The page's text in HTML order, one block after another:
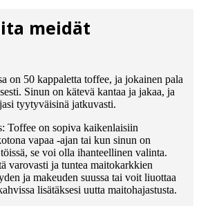
meidät
on 50 kappaletta toffee, ja jokainen pala
Sinun on kätevä kantaa ja jakaa, ja
tyytyväisinä jatkuvasti.
Toffee on sopiva kaikenlaisiin
vapaa -ajan tai kun sinun on
se voi olla ihanteellinen valinta.
varovasti ja tuntea maitokarkkien
ja makeuden suussa tai voit liuottaa
lisätäksesi uutta maitohajastusta.